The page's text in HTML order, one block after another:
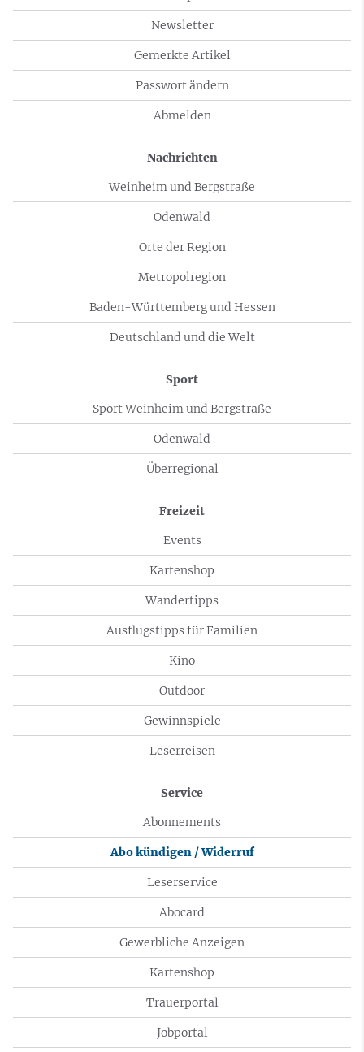
Newsletter
Gemerkte Artikel
Passwort ändern
Abmelden
Nachrichten
Weinheim und Bergstraße
Odenwald
Orte der Region
Metropolregion
Baden-Württemberg und Hessen
Deutschland und die Welt
Sport
Sport Weinheim und Bergstraße
Odenwald
Überregional
Freizeit
Events
Kartenshop
Wandertipps
Ausflugstipps für Familien
Kino
Outdoor
Gewinnspiele
Leserreisen
Service
Abonnements
Abo kündigen / Widerruf
Leserservice
Abocard
Gewerbliche Anzeigen
Kartenshop
Trauerportal
Jobportal